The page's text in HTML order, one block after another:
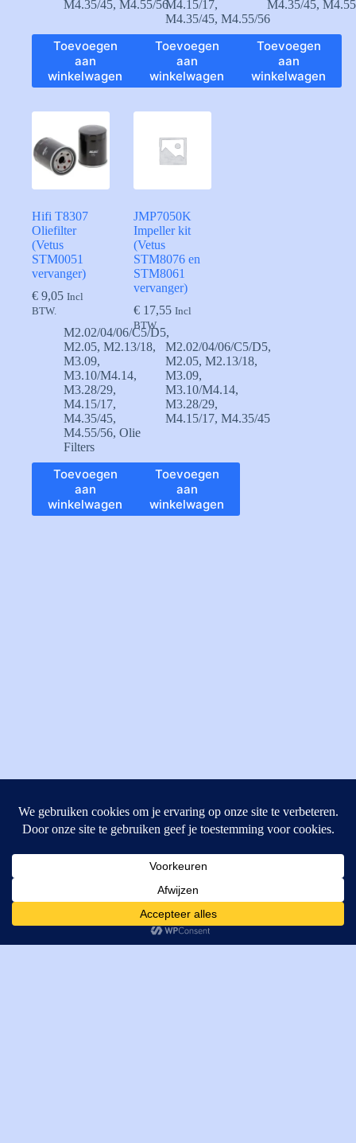
M4.35/45, M4.55/56
Toevoegen
aan
winkelwagen
M4.15/17,
M4.35/45,M4.55/56
Toevoegen
aan
winkelwagen
M4.35/45,
Toevoegen
aan
winkelwagen
Hifi T8307
Oliefilter
(Vetus
STM0051
vervanger)
€ 9,05 Incl
BTW.
M2.02/04/06/C5/D5,
M2.05, M2.13/18,
M3.09,
M3.10/M4.14,
M3.28/29,
M4.15/17,
M4.35/45,
M4.55/56, Olie
Filters
Toevoegen
aan
winkelwagen
JMP7050K
Impeller kit
(Vetus
STM8076 en
STM8061
vervanger)
€ 17,55 Incl
BTW.
M2.02/04/06/C5/D5,
M2.05,M2.13/18,
M3.09,
M3.10/M4.14,
M3.28/29,
M4.15/17,M4.35/45
Toevoegen
aan
winkelwagen
4462GE, Goes
T: +31 (0) 111-484438
M:parts@mitechniek.nl
VAT: NL862802295B01
Cookies helpen ons bij het leveren van onze diensten. Door
gebruik te maken van onze diensten, gaat u akkoord met ons
gebruik van cookies.